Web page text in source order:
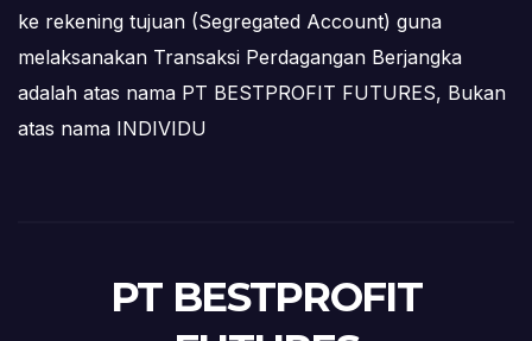
ke rekening tujuan (Segregated Account) guna
melaksanakan Transaksi Perdagangan Berjangka
adalah atas nama PT BESTPROFIT FUTURES, Bukan
atas nama INDIVIDU
PT BESTPROFIT